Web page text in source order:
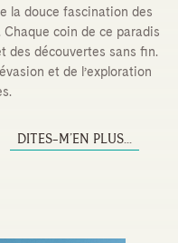
la douce fascination des
coin de ce paradis
des découvertes sans fin.
et de l’exploration
DITES-M’EN PLUS...